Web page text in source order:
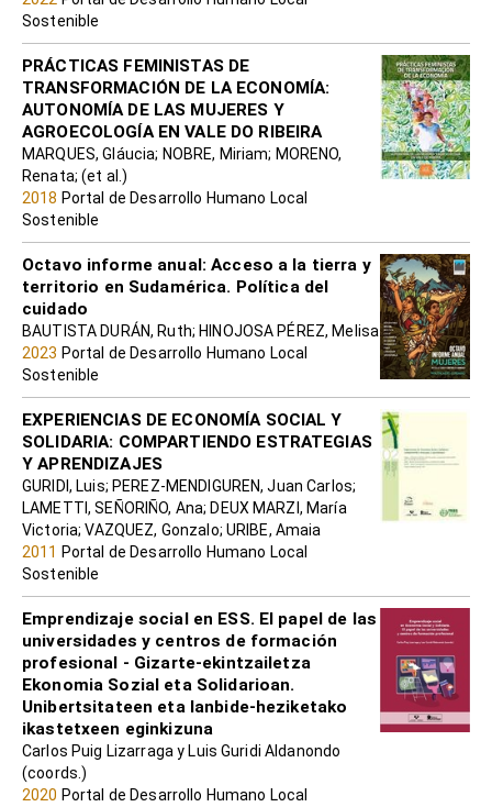
Sostenible
PRÁCTICAS FEMINISTAS DE
TRANSFORMACIÓN DE LA ECONOMÍA:
AUTONOMÍA DE LAS MUJERES Y
AGROECOLOGÍA EN VALE DO RIBEIRA
MARQUES, Gláucia; NOBRE, Miriam; MORENO,
Renata; (et al.)
2018 Portal de Desarrollo Humano Local
Sostenible
Octavo informe anual: Acceso a la tierra y
territorio en Sudamérica. Política del
cuidado
BAUTISTA DURÁN, Ruth; HINOJOSA PÉREZ, Melisa
2023 Portal de Desarrollo Humano Local
Sostenible
EXPERIENCIAS DE ECONOMÍA SOCIAL Y
SOLIDARIA: COMPARTIENDO ESTRATEGIAS
Y APRENDIZAJES
GURIDI, Luis; PEREZ-MENDIGUREN, Juan Carlos;
LAMETTI, SEÑORIÑO, Ana; DEUX MARZI, María
Victoria; VAZQUEZ, Gonzalo; URIBE, Amaia
2011 Portal de Desarrollo Humano Local
Sostenible
Emprendizaje social en ESS. El papel de las
universidades y centros de formación
profesional - Gizarte-ekintzailetza
Ekonomia Sozial eta Solidarioan.
Unibertsitateen eta lanbide-heziketako
ikastetxeen eginkizuna
Carlos Puig Lizarraga y Luis Guridi Aldanondo
(coords.)
2020 Portal de Desarrollo Humano Local